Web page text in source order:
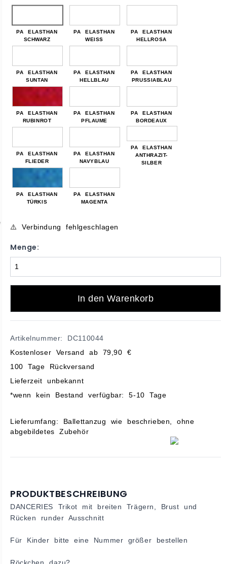
PA ELASTHAN
SCHWARZ
PA ELASTHAN
WEISS
PA ELASTHAN
HELLROSA
PA ELASTHAN
SUNTAN
PA ELASTHAN
HELLBLAU
PA ELASTHAN
PRUSSIABLAU
PA ELASTHAN
RUBINROT
PA ELASTHAN
PFLAUME
PA ELASTHAN
BORDEAUX
PA ELASTHAN
FLIEDER
PA ELASTHAN
NAVYBLAU
PA ELASTHAN
ANTHRAZIT-
SILBER
PA ELASTHAN
TÜRKIS
PA ELASTHAN
MAGENTA
⚠️ Verbindung fehlgeschlagen
Menge:
In den Warenkorb
Artikelnummer: DC110044
Kostenloser Versand ab 79,90 €
100 Tage Rückversand
Lieferzeit unbekannt
*wenn kein Bestand verfügbar: 5-10 Tage
Lieferumfang: Ballettanzug wie beschrieben, ohne
abgebildetes Zubehör
PRODUKTBESCHREIBUNG
DANCERIES Trikot mit breiten Trägern, Brust und
Rücken runder Ausschnitt
Für Kinder bitte eine Nummer größer bestellen
Röckchen dazu?